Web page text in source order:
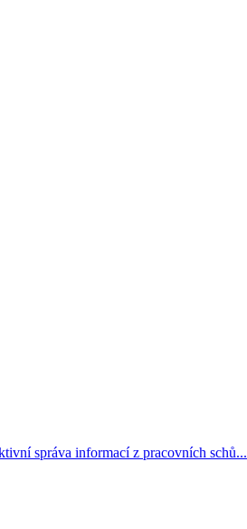
správa informací z pracovních schů...